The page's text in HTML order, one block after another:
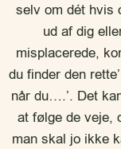
selv om dét hvis
ud af dig
misplacerede,
du finder den
når du….’. Det
at følge de veje,
man skal jo ikke